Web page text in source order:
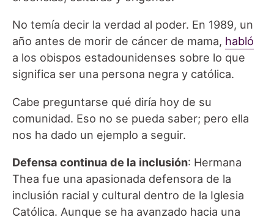
No temía decir la verdad al poder. En 1989, un
año antes de morir de cáncer de mama, habló
a los obispos estadounidenses sobre lo que
significa ser una persona negra y católica.
Cabe preguntarse qué diría hoy de su
comunidad. Eso no se pueda saber; pero ella
nos ha dado un ejemplo a seguir.
Defensa continua de la inclusión: Hermana
Thea fue una apasionada defensora de la
inclusión racial y cultural dentro de la Iglesia
Católica. Aunque se ha avanzado hacia una